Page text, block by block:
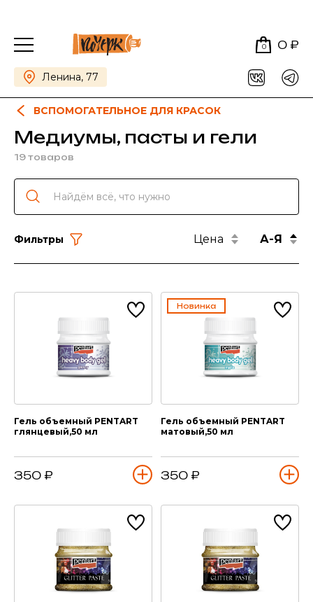
0 0 ₽
Ленина, 77
ВСПОМОГАТЕЛЬНОЕ ДЛЯ КРАСОК
Медиумы, пасты и гели
19 товаров
Фильтры Цена А-Я
Гель объемный PENTART
глянцевый,50 мл
350 ₽
Новинка
Гель объемный PENTART
матовый,50 мл
350 ₽